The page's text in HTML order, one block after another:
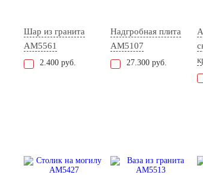
Шар из гранита
AM5561
2.400 руб.
Надгробная плита
AM5107
27.300 руб.